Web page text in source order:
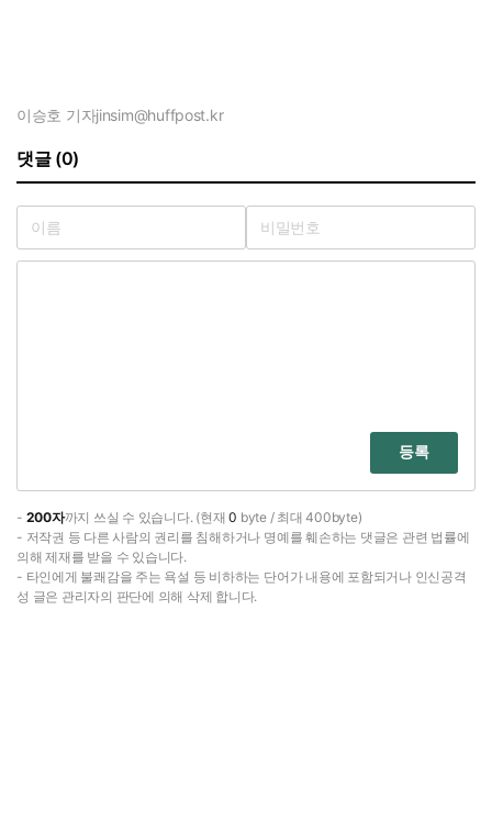
이승호 기자jinsim@huffpost.kr
댓글 (0)
등록
- 200자까지 쓰실 수 있습니다. (현재0 byte / 최대 400byte)
- 저작권 등 다른 사람의 권리를 침해하거나 명예를 훼손하는 댓글은 관련 법률에
의해 제재를 받을 수 있습니다.
- 타인에게 불쾌감을 주는 욕설 등 비하하는 단어가 내용에 포함되거나 인신공격
성 글은 관리자의 판단에 의해 삭제 합니다.